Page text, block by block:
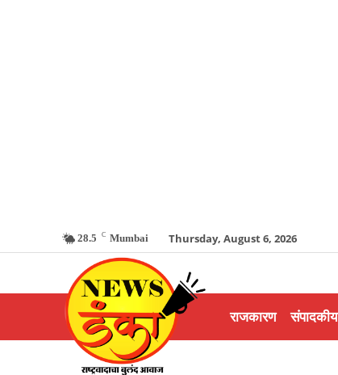
28.5 C Mumbai Thursday, August 6, 2026
राजकारण संपादकीय